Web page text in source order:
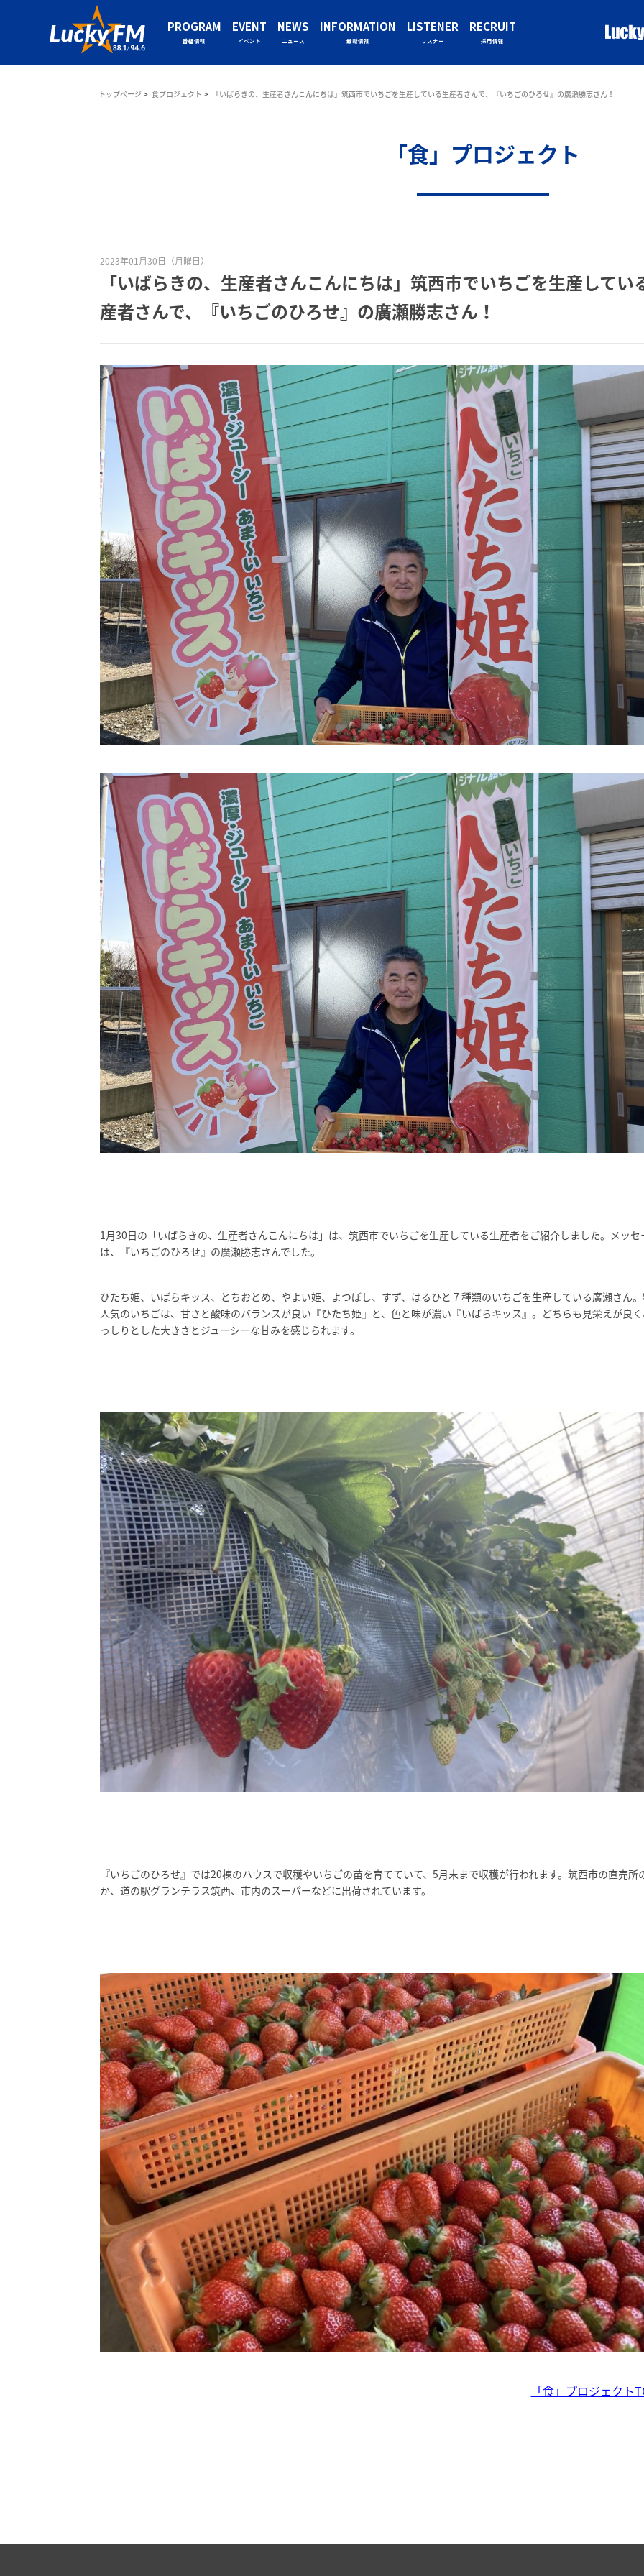
PROGRAM
番組情報
EVENT
イベント
NEWS
ニュース
INFORMATION
最新情報
LISTENER
リスナー
RECRUIT
採用情報
トップページ 食プロジェクト 「いばらきの、生産者さんこんにちは」筑西市でいちごを生産している生産者さんで、『いちごのひろせ』の廣瀬勝志さん！
「食」プロジェクト
2023年01月30日（月曜日）
「いばらきの、生産者さんこんにちは」筑西市でいちごを生産してい
産者さんで、『いちごのひろせ』の廣瀬勝志さん！
1月30日の「いばらきの、生産者さんこんにちは」は、筑西市でいちごを生産している生産者をご紹介しました。 メッセ
は、『いちごのひろせ』の廣瀬勝志さんでした。
ひたち姫、いばらキッス、とちおとめ、やよい姫、よつぼし、すず、はるひと７種類のいちごを生産している廣瀬さん
人気のいちごは、甘さと酸味のバランスが良い『ひたち姫』と、色と味が濃い『いばらキッス』。どちらも見栄えが良
っしりとした大きさとジューシーな甘みを感じられます。
『いちごのひろせ』では20棟のハウスで収穫やいちごの苗を育てていて、5月末まで収穫が行われます。筑西市の直売所
か、道の駅グランテラス筑西、市内のスーパーなどに出荷されています。
「食」プロジェクト